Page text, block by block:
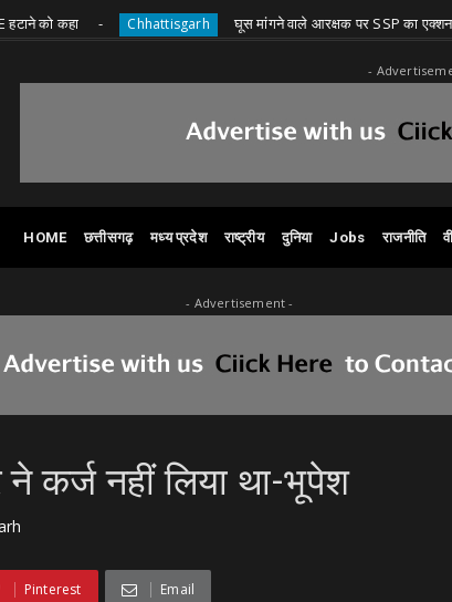
-
HOME छत्तीसगढ़ मध्य प्रदेश राष्ट्रीय दुनिया Jobs राजनीति
Chhattisgarh घूस मांगने वाले आरक्षक पर SSP का एक्शन, सस्पेंड
- Advertisement -
कर्ज नहीं लिया था-भूपेश
Pinterest Email